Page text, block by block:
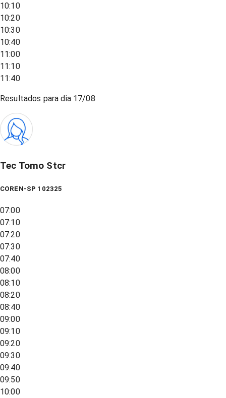
10:10
10:20
10:30
10:40
11:00
11:10
11:40
Resultados para dia 17/08
Tec Tomo Stcr
COREN-SP 102325
07:00
07:10
07:20
07:30
07:40
08:00
08:10
08:20
08:40
09:00
09:10
09:20
09:30
09:40
09:50
10:00